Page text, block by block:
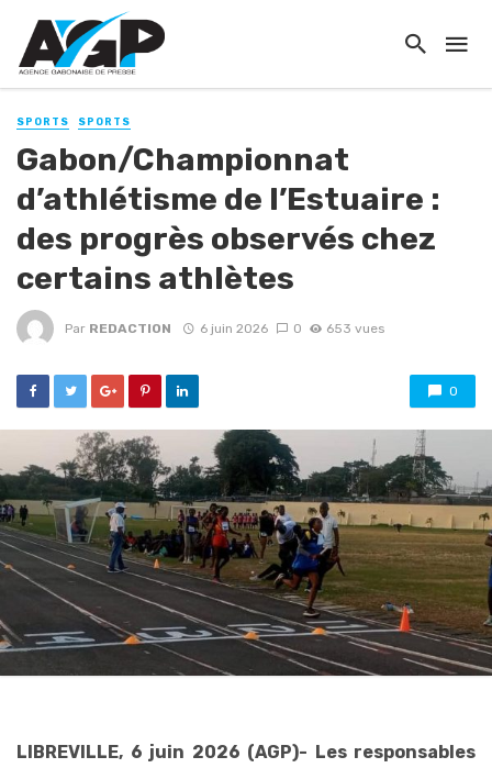
SPORTS SPORTS
Gabon/Championnat
d’athlétisme de l’Estuaire :
des progrès observés chez
certains athlètes
Par REDACTION 6 juin 2026 0 653 vues
0
‎LIBREVILLE, 6 juin 2026 (AGP)- Les responsables